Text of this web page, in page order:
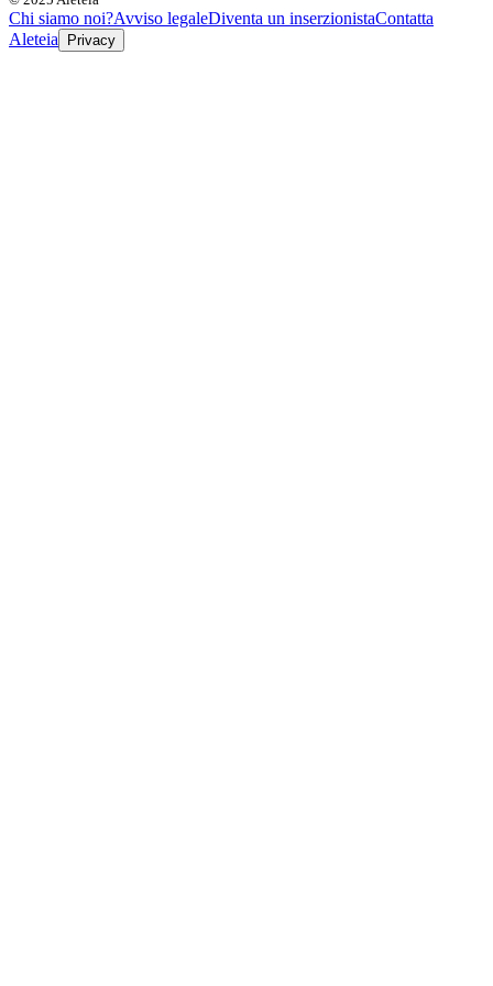
Chi siamo noi?Avviso legaleDiventa un inserzionistaContatta
Aleteia
Privacy